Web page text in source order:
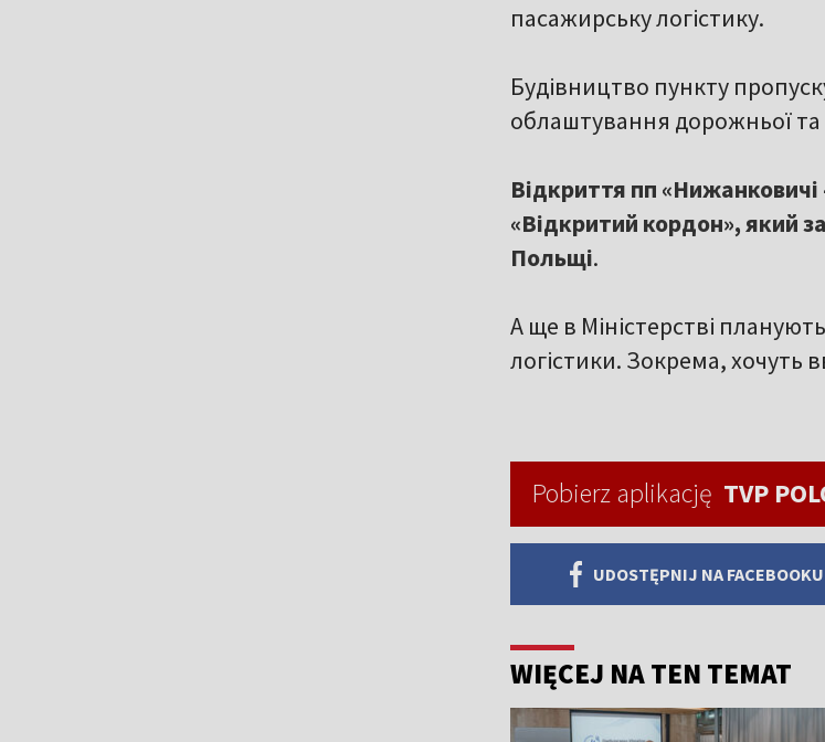
пасажирську логістику.
Будівництво пункту
облаштування дорожньої
Відкриття пп
«Відкритий кордон», який
Польщі.
А ще в Міністерстві
логістики. Зокрема, хочуть
Pobierz aplikację TVP
UDOSTĘPNIJ NA FACEBOOKU
WIĘCEJ NA TEN TEMAT